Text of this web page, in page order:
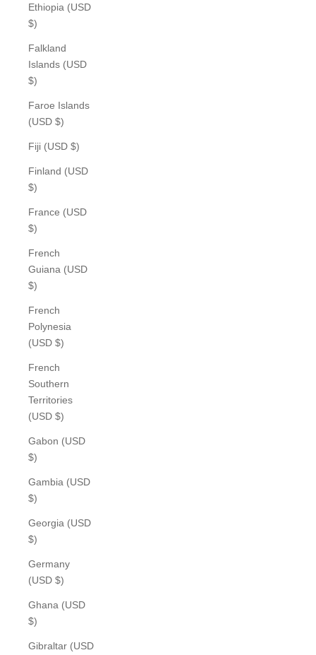
Ethiopia (USD
$)
Falkland
Islands (USD
$)
Faroe Islands
(USD $)
Fiji (USD $)
Finland (USD
$)
France (USD
$)
French
Guiana (USD
$)
French
Polynesia
(USD $)
French
Southern
Territories
(USD $)
Gabon (USD
$)
Gambia (USD
$)
Georgia (USD
$)
Germany
(USD $)
Ghana (USD
$)
Gibraltar (USD